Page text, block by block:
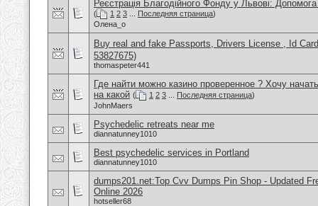
Реєстрація Благодійного Фонду у Львові: Допомога
( 1 2 3 Последняя страница)
Олена_о
Buy real and fake Passports, Drivers License , Id
53827675)
thomaspeter441
Где найти можно казино проверенное ? Хочу
на какой ( 1 2 3 Последняя страница)
JohnMaers
Psychedelic retreats near me
diannatunney1010
Best psychedelic services in Portland
diannatunney1010
dumps201.net:Top Cvv Dumps Pin Shop - Updated
Online 2026
hotseller68